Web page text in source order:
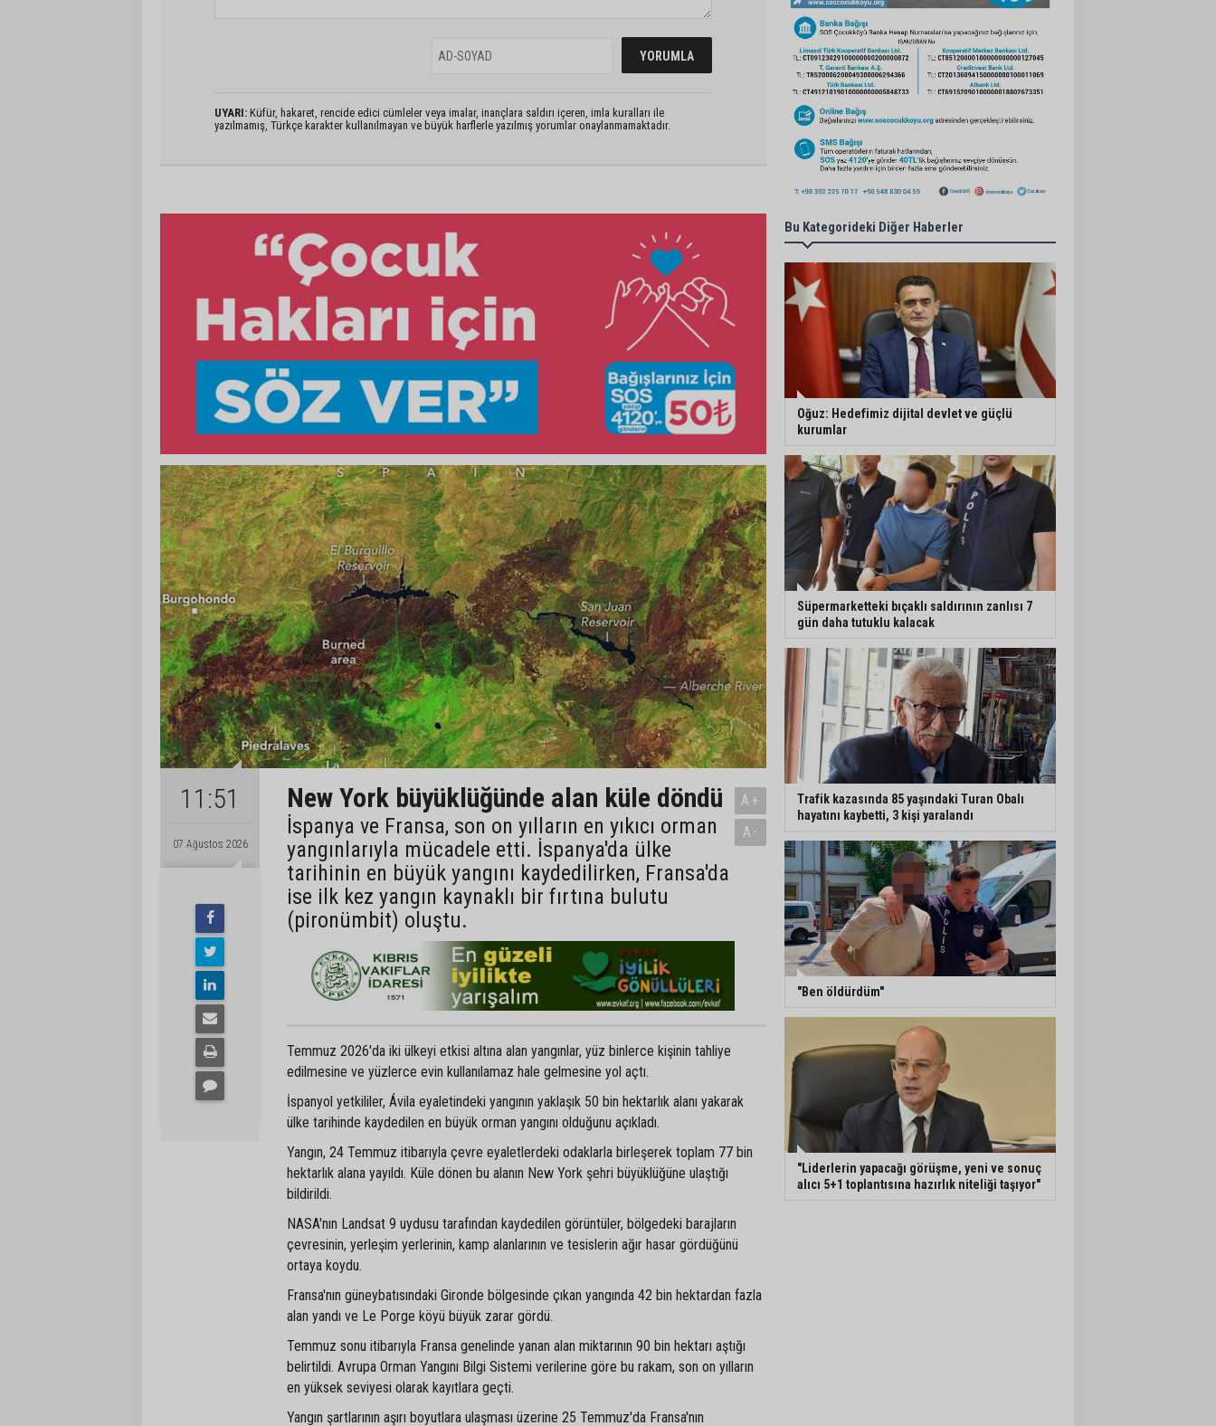
UYARI: Küfür, hakaret, rencide edici cümleler veya imalar, inançlara saldırı içeren, imla kuralları ile
yazılmamış, Türkçe karakter kullanılmayan ve büyük harflerle yazılmış yorumlar onaylanmamaktadır.
11:51
07 Ağustos 2026
New York büyüklüğünde alan küle döndü
İspanya ve Fransa, son on yılların en yıkıcı orman
yangınlarıyla mücadele etti. İspanya'da ülke
tarihinin en büyük yangını kaydedilirken, Fransa'da
ise ilk kez yangın kaynaklı bir fırtına bulutu
(pironümbit) oluştu.
A+
A-
Temmuz 2026'da iki ülkeyi etkisi altına alan yangınlar, yüz binlerce kişinin tahliye
edilmesine ve yüzlerce evin kullanılamaz hale gelmesine yol açtı.
İspanyol yetkililer, Ávila eyaletindeki yangının yaklaşık 50 bin hektarlık alanı yakarak
ülke tarihinde kaydedilen en büyük orman yangını olduğunu açıkladı.
Yangın, 24 Temmuz itibarıyla çevre eyaletlerdeki odaklarla birleşerek toplam 77 bin
hektarlık alana yayıldı. Küle dönen bu alanın New York şehri büyüklüğüne ulaştığı
bildirildi.
NASA'nın Landsat 9 uydusu tarafından kaydedilen görüntüler, bölgedeki barajların
çevresinin, yerleşim yerlerinin, kamp alanlarının ve tesislerin ağır hasar gördüğünü
ortaya koydu.
Fransa'nın güneybatısındaki Gironde bölgesinde çıkan yangında 42 bin hektardan fazla
alan yandı ve Le Porge köyü büyük zarar gördü.
Temmuz sonu itibarıyla Fransa genelinde yanan alan miktarının 90 bin hektarı aştığı
belirtildi. Avrupa Orman Yangını Bilgi Sistemi verilerine göre bu rakam, son on yılların
en yüksek seviyesi olarak kayıtlara geçti.
Yangın şartlarının aşırı boyutlara ulaşması üzerine 25 Temmuz'da Fransa'nın
Bu Kategorideki Diğer Haberler
Oğuz: Hedefimiz dijital devlet ve güçlü
kurumlar
Süpermarketteki bıçaklı saldırının zanlısı 7
gün daha tutuklu kalacak
Trafik kazasında 85 yaşındaki Turan Obalı
hayatını kaybetti, 3 kişi yaralandı
"Ben öldürdüm"
"Liderlerin yapacağı görüşme, yeni ve sonuç
alıcı 5+1 toplantısına hazırlık niteliği taşıyor"